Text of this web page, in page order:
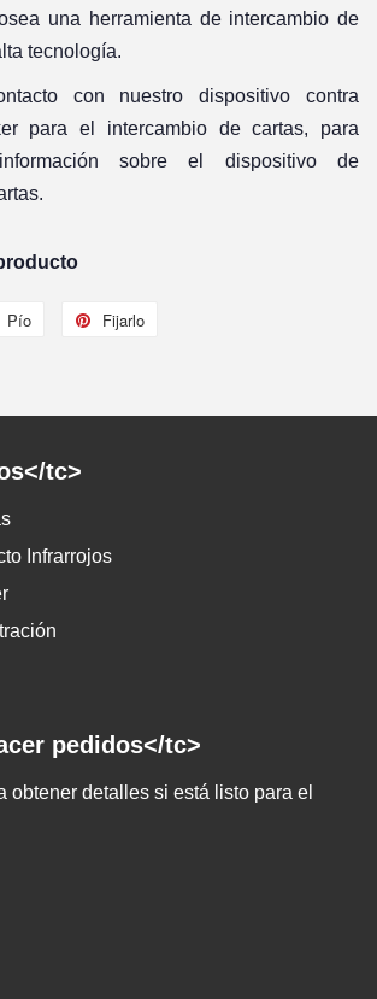
una herramienta de intercambio de
tecnología.
con nuestro dispositivo contra
para el intercambio de cartas, para
sobre el dispositivo de
Pío
Twittear Fijarlo
tc>
Infrarrojos
pedidos</tc>
obtener detalles si está listo para el